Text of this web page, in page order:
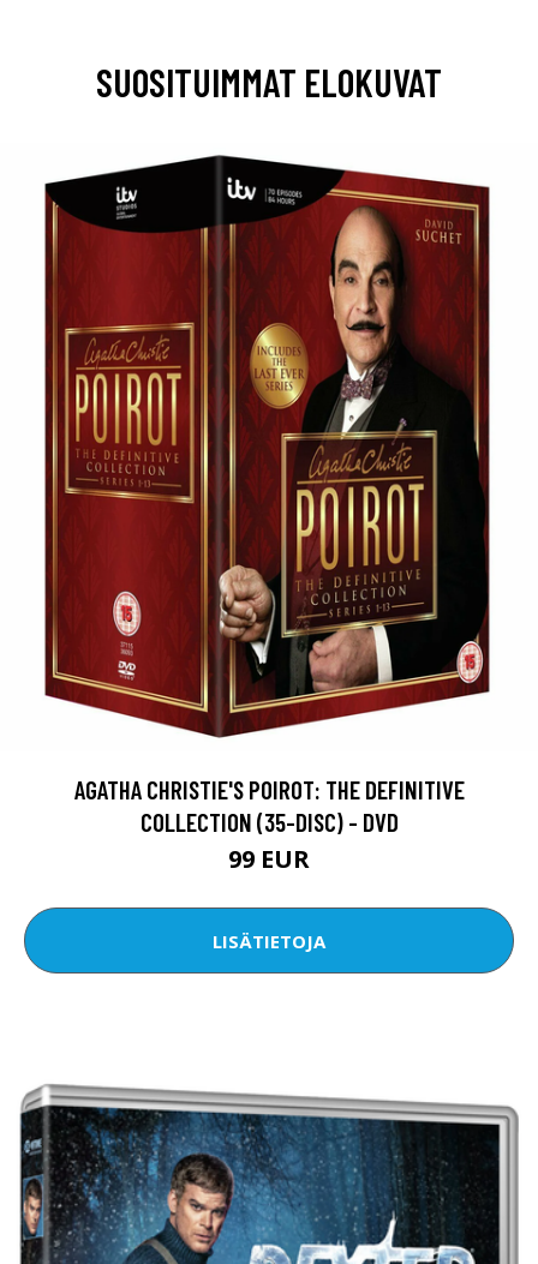
SUOSITUIMMAT ELOKUVAT
AGATHA CHRISTIE'S POIROT: THE DEFINITIVE
COLLECTION (35-DISC) - DVD
99 EUR
LISÄTIETOJA